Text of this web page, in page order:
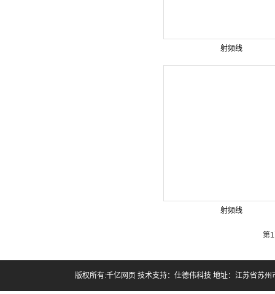
射频线
射频线
第
版权所有:千亿网页 技术支持： 仕德伟科技 地址：江苏省苏